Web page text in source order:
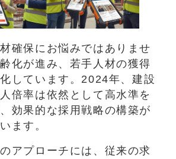
確保にお悩みではありませ
化が進み、若手人材の獲得
しています。2024年、建設
倍率は依然として高水準を
効果的な採用戦略の構築が
ます。
アプローチには、従来の求